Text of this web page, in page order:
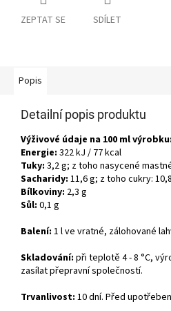
ZEPTAT SE SDÍLET
Popis
Detailní popis produktu
Výživové údaje na 100 ml výrobku:
Energie: 322 kJ / 77 kcal
Tuky: 3,2 g; z toho nasycené
Sacharidy: 11,6 g; z toho cukry:
Bílkoviny: 2,3 g
Sůl: 0,1 g
Balení: 1 l ve vratné, zálohované
Skladování: při teplotě 4 - 8 °C,
zasílat přepravní společností.
Trvanlivost: 10 dní. Před